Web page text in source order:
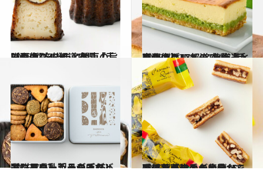
2025.7.16
【画像】47都道府県「手みやげグルメ」“関東の旨いもの”を総まとめ
贈りもの 2025.7.12
【画像】47都道府県「手みやげグルメ」“北海道・東北の旨いもの”を総まとめ
贈りもの
2025.7.17
【群馬県】手みやげ15選 フレッシュヨーグルト、バター、チーズなどおいしい乳製品がそろっている
贈りもの 2025.7.18
【千葉県】手みやげ15選 落花生の名産地ならでは！バラエティ豊かで手軽なギフトが集合
贈りもの